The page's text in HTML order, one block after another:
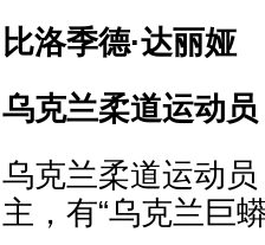
比洛季德·达丽娅
乌克兰柔道运动员
乌克兰柔道运动
主，‌有“乌克兰巨蟒